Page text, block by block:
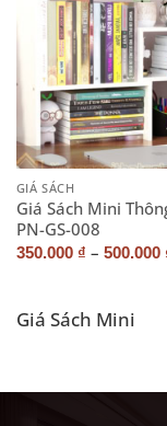
GIÁ SÁCH
Giá Sách Mini
PN-GS-008
350.000 ₫ – 500.000
Giá Sách Mini